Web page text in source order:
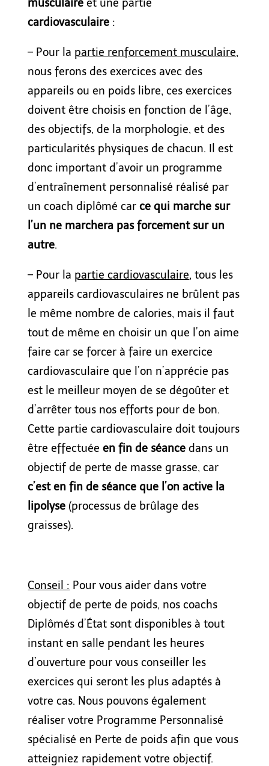
musculaire et une partie
cardiovasculaire :
– Pour la partie renforcement musculaire,
nous ferons des exercices avec des
appareils ou en poids libre, ces exercices
doivent être choisis en fonction de l’âge,
des objectifs, de la morphologie, et des
particularités physiques de chacun. Il est
donc important d’avoir un programme
d’entraînement personnalisé réalisé par
un coach diplômé carce qui marche sur
l’un ne marchera pas forcement sur un
autre.
– Pour la partie cardiovasculaire, tous les
appareils cardiovasculaires ne brûlent pas
le même nombre de calories, mais il faut
tout de même en choisir un que l’on aime
faire car se forcer à faire un exercice
cardiovasculaire que l’on n’apprécie pas
est le meilleur moyen de se dégoûter et
d’arrêter tous nos efforts pour de bon.
Cette partie cardiovasculaire doit toujours
être effectuéeen fin de séance dans un
objectif de perte de masse grasse, car
c’est en fin de séance que l’on active la
lipolyse (processus de brûlage des
graisses).
Conseil : Pour vous aider dans votre
objectif de perte de poids, nos coachs
Diplômés d’État sont disponibles à tout
instant en salle pendant les heures
d’ouverture pour vous conseiller les
exercices qui seront les plus adaptés à
votre cas. Nous pouvons également
réaliser votre Programme Personnalisé
spécialisé en Perte de poids afin que vous
atteigniez rapidement votre objectif.